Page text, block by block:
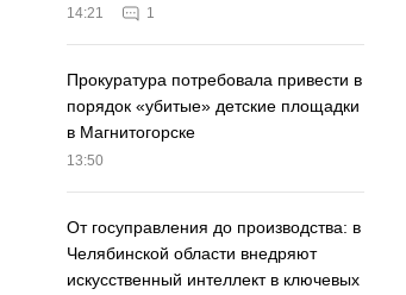
14:21 1
Прокуратура потребовала привести в
порядок «убитые» детские площадки
в Магнитогорске
13:50
От госуправления до производства: в
Челябинской области внедряют
искусственный интеллект в ключевых